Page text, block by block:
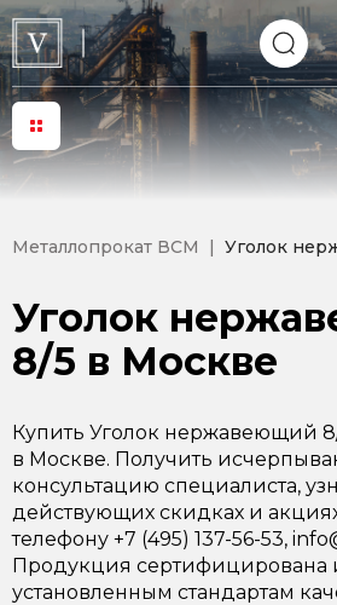
Металлопрокат ВСМ Уголок
Уголок
8/5 в Москве
Купить Уголок нержавеющий
в Москве. Получить
консультацию специалиста,
действующих скидках и
телефону +7 (495) 137-56-53,
Продукция сертифицирована и
установленным стандартам